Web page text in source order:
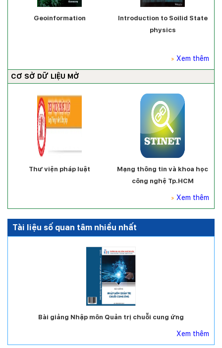
Geoinformation
Introduction to Soilid State
physics
Xem thêm
CƠ SỞ DỮ LIỆU MỞ
Thư viện pháp luật
Mạng thông tin và khoa học
công nghệ Tp.HCM
Xem thêm
Tài liệu số quan tâm nhiều nhất
Bài giảng Nhập môn Quản trị chuỗi cung ứng
Xem thêm